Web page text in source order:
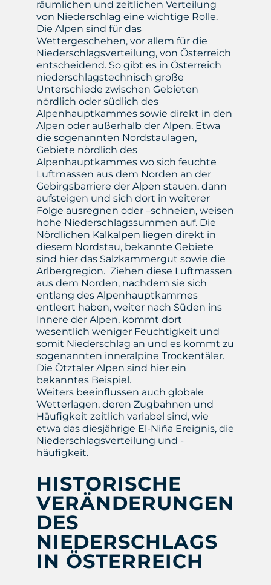
räumlichen und zeitlichen Verteilung
von Niederschlag eine wichtige Rolle.
Die Alpen sind für das
Wettergeschehen, vor allem für die
Niederschlagsverteilung, von Österreich
entscheidend. So gibt es in Österreich
niederschlagstechnisch große
Unterschiede zwischen Gebieten
nördlich oder südlich des
Alpenhauptkammes sowie direkt in den
Alpen oder außerhalb der Alpen. Etwa
die sogenannten Nordstaulagen,
Gebiete nördlich des
Alpenhauptkammes wo sich feuchte
Luftmassen aus dem Norden an der
Gebirgsbarriere der Alpen stauen, dann
aufsteigen und sich dort in weiterer
Folge ausregnen oder –schneien, weisen
hohe Niederschlagssummen auf. Die
Nördlichen Kalkalpen liegen direkt in
diesem Nordstau, bekannte Gebiete
sind hier das Salzkammergut sowie die
Arlbergregion. Ziehen diese Luftmassen
aus dem Norden, nachdem sie sich
entlang des Alpenhauptkammes
entleert haben, weiter nach Süden ins
Innere der Alpen, kommt dort
wesentlich weniger Feuchtigkeit und
somit Niederschlag an und es kommt zu
sogenannten inneralpine Trockentäler.
Die Ötztaler Alpen sind hier ein
bekanntes Beispiel.
Weiters beeinflussen auch globale
Wetterlagen, deren Zugbahnen und
Häufigkeit zeitlich variabel sind, wie
etwa das diesjährige El-Niña Ereignis, die
Niederschlagsverteilung und -
häufigkeit.
HISTORISCHE
VERÄNDERUNGEN
DES
NIEDERSCHLAGS
IN ÖSTERREICH